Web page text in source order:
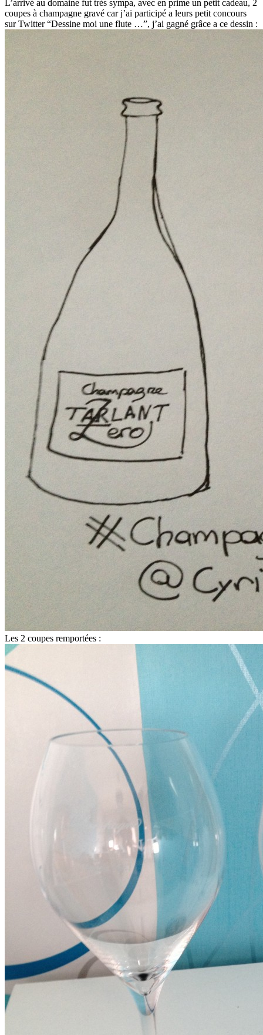
L’arrivé au domaine fut très sympa, avec en prime un petit cadeau, 2
coupes à champagne gravé car j’ai participé a leurs petit concours
sur Twitter “Dessine moi une flute …”, j’ai gagné grâce a ce dessin :
Les 2 coupes remportées :